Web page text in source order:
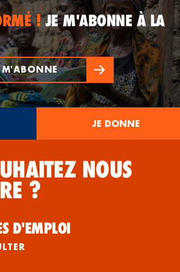
!JE M'ABONNE À LA
M'ABONNE
JE DONNE
NOUS
?
D'EMPLOI